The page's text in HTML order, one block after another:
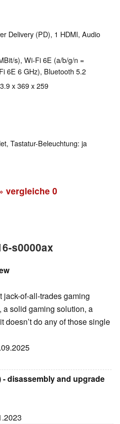
Delivery (PD), 1 HDMI, Audio
s), Wi-Fi 6E (a/b/g/n =
6E 6 GHz), Bluetooth 5.2
x 369 x 259
Tastatur-Beleuchtung: ja
vergleiche 0
s0000ax
jack-of-all-trades gaming
a solid gaming solution, a
doesn’t do any of those single
- disassembly and upgrade